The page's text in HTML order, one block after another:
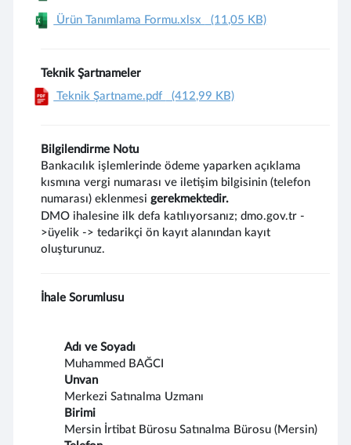
Ürün Tanımlama Formu.xlsx (11,05 KB)
Teknik Şartnameler
Teknik Şartname.pdf
(412,99 KB)
Bilgilendirme Notu
Bankacılık işlemlerinde ödeme yaparken açıklama
kısmına vergi numarası ve iletişim bilgisinin (telefon
numarası) eklenmesigerekmektedir.
DMO ihalesine ilk defa katılıyorsanız; dmo.gov.tr -
>üyelik -> tedarikçi ön kayıt alanından kayıt
oluşturunuz.
İhale Sorumlusu
Adı ve Soyadı
Muhammed BAĞCI
Unvan
Merkezi Satınalma Uzmanı
Birimi
Mersin İrtibat Bürosu Satınalma Bürosu (Mersin)